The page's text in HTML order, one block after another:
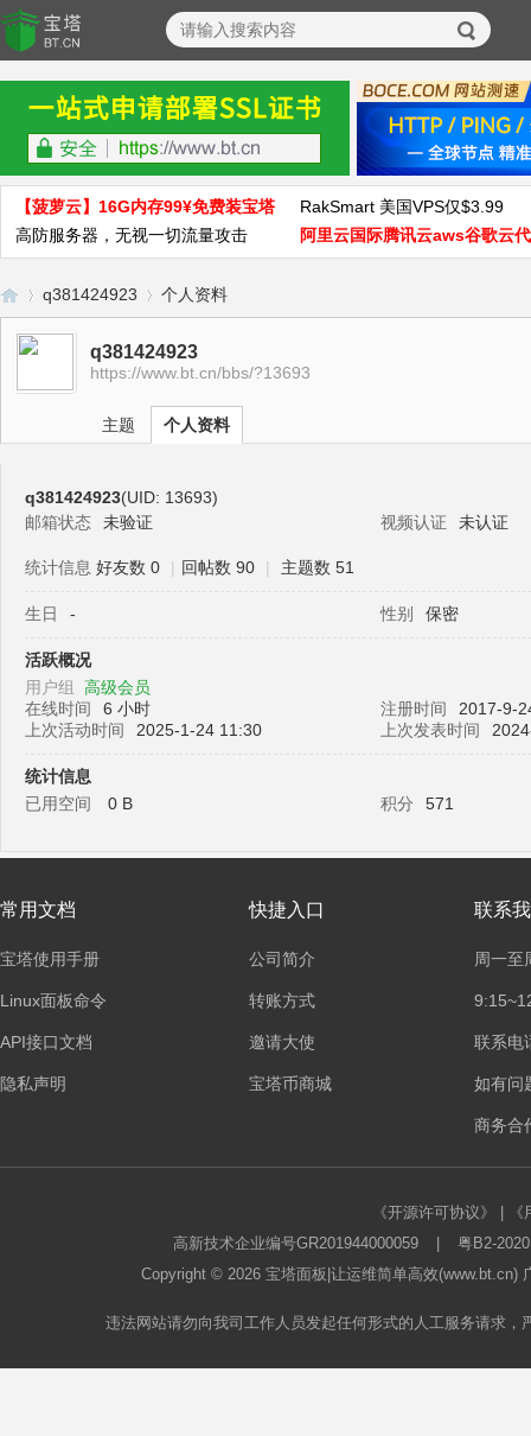
【菠萝云】16G内存99¥免费装宝塔
RakSmart 美国VPS仅$3.99
高防服务器，无视一切流量攻击
阿里云国际腾讯云aws谷歌云
宝›
q381424923 个人资料
q381424923
https://www.bt.cn/bbs/?13693
主题 个人资料
q381424923(UID: 13693)
邮箱状态
未验证 视频认证 未认证
统计信息 好友数 0 | 回帖数 90 | 主题数 51
生日 - 性别 保密
活跃概况
用户组 高级会员
在线时间
6 小时 注册时间
2017-9-
上次活动时间
2025-1-24 11:30 上次发表时间
统计信息
已用空间
0 B 积分 571
常用文档
宝塔使用手册
Linux面板命令
API接口文档
隐私声明
快捷入口
公司简介
转账方式
邀请大使
宝塔币商城
联系
周一至
联系电
如有问
商务合
《开源许可协议》
高新技术企业编号GR201944000059
粤B2-
Copyright © 2026 宝塔面板 |让运维简单高效
违法网站请勿向我司工作人员发起任何形式的人工服务请求，